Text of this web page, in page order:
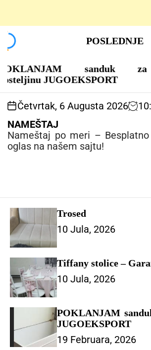
c
POSLEDNJE
sanduk za
JUGOEKSPORT
Četvrtak, 6 Augusta 2026 10:
NAMEŠTAJ
Nameštaj po meri –
oglas na našem sajtu!
Trosed
10 Jula, 2026
Tiffany stolice –
10 Jula, 2026
POKLANJAM
JUGOEKSPORT
19 Februara, 2026